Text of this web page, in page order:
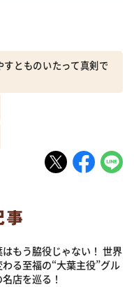
とものいたって真剣で
はもう脇役じゃない！ 世界
わる至福の“大葉主役”グル
名店を巡る！